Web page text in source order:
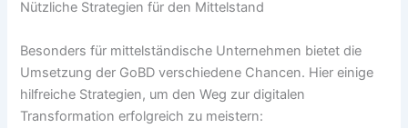
Nützliche Strategien für den Mittelstand
Besonders für mittelständische Unternehmen bietet die
Umsetzung der GoBD verschiedene Chancen. Hier einige
hilfreiche Strategien, um den Weg zur digitalen
Transformation erfolgreich zu meistern: